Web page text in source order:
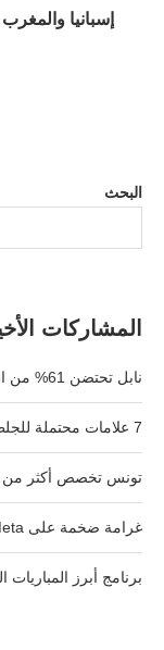
إسبانيا
البحث
المشاركات
نابل تحتضن 61% من المخزون الوطني التعديلي للبطاطا
7 علامات محتملة للجلطات الدموية لا ينبغي تجاهلها
تونس تخصص أكثر من 8.4 ملايين دينار لتهيئة المناطق السياحية
غرامة ضخمة على Meta بقيمة 567 مليون دولار بسبب حماية القاصرين
برنامج أبرز المباريات